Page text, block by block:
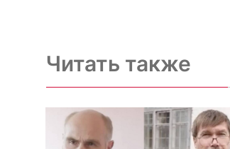
Читать также